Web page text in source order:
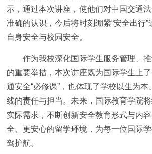
示，通过本次讲座，使他们对中国交通
准确的认识，今后将时刻绷紧“安全出行
自身安全与校园安全。
作为我校深化国际学生服务管理、
的重要举措，本次讲座既为国际学生上
通安全“必修课”，也体现了学校以生为
线的责任与担当。未来，国际教育学院
实际需求，不断创新安全教育形式与内
全、更安心的留学环境，为每一位国际
驾护航。